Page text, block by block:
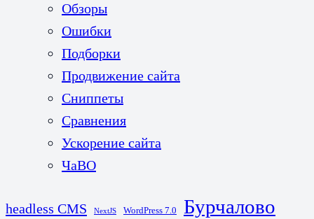
Обзоры
Ошибки
Подборки
Продвижение сайта
Сниппеты
Сравнения
Ускорение сайта
ЧаВО
headless CMS NextJS WordPress 7.0 Бурчалово